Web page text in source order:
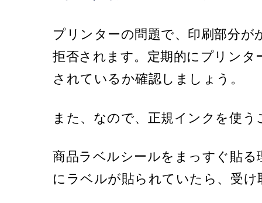
プリンターの問題で、印刷部分
拒否されます。定期的にプリン
されているか確認しましょう。
また、 なので、正規インクを使
商品ラベルシールをまっすぐ貼
にラベルが貼られていたら、受